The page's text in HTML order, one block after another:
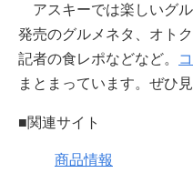
アスキーでは楽しいグ
発売のグルメネタ、オト
記者の食レポなどなど。
まとまっています。ぜひ
■関連サイト
商品情報